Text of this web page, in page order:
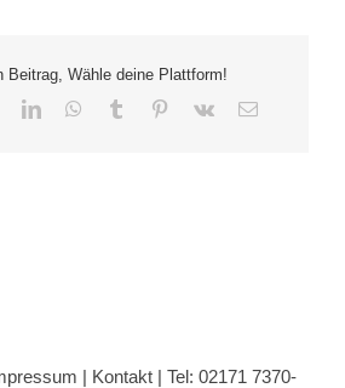
Beitrag, Wähle deine Plattform!
LinkedInWhatsApp
Tumblr Pinterest
Vk
E-
| Kontakt | Tel: 02171 7370-